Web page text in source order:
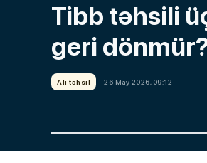
Tibb təhsili
geri
Ali təhsil 26 May 2026, 09:12